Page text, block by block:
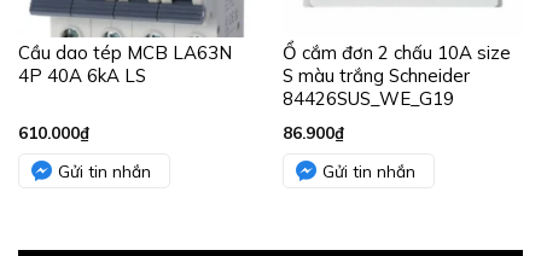
Cầu dao tép MCB LA63N
4P 40A 6kA LS
610.000₫
Gửi tin nhắn
Ổ cắm đơn 2 chấu 10A size
S màu trắng Schneider
84426SUS_WE_G19
86.900₫
Gửi tin nhắn